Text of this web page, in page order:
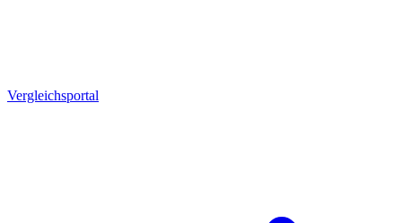
Vergleichsportal